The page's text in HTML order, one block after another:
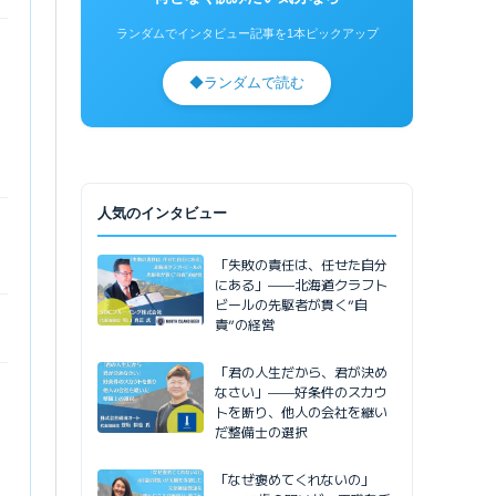
ランダムでインタビュー記事を1本ピックアップ
◆ランダムで読む
人気のインタビュー
「失敗の責任は、任せた自分
にある」——北海道クラフト
ビールの先駆者が貫く”自
責”の経営
「君の人生だから、君が決め
なさい」——好条件のスカウ
トを断り、他人の会社を継い
だ整備士の選択
「なぜ褒めてくれないの」